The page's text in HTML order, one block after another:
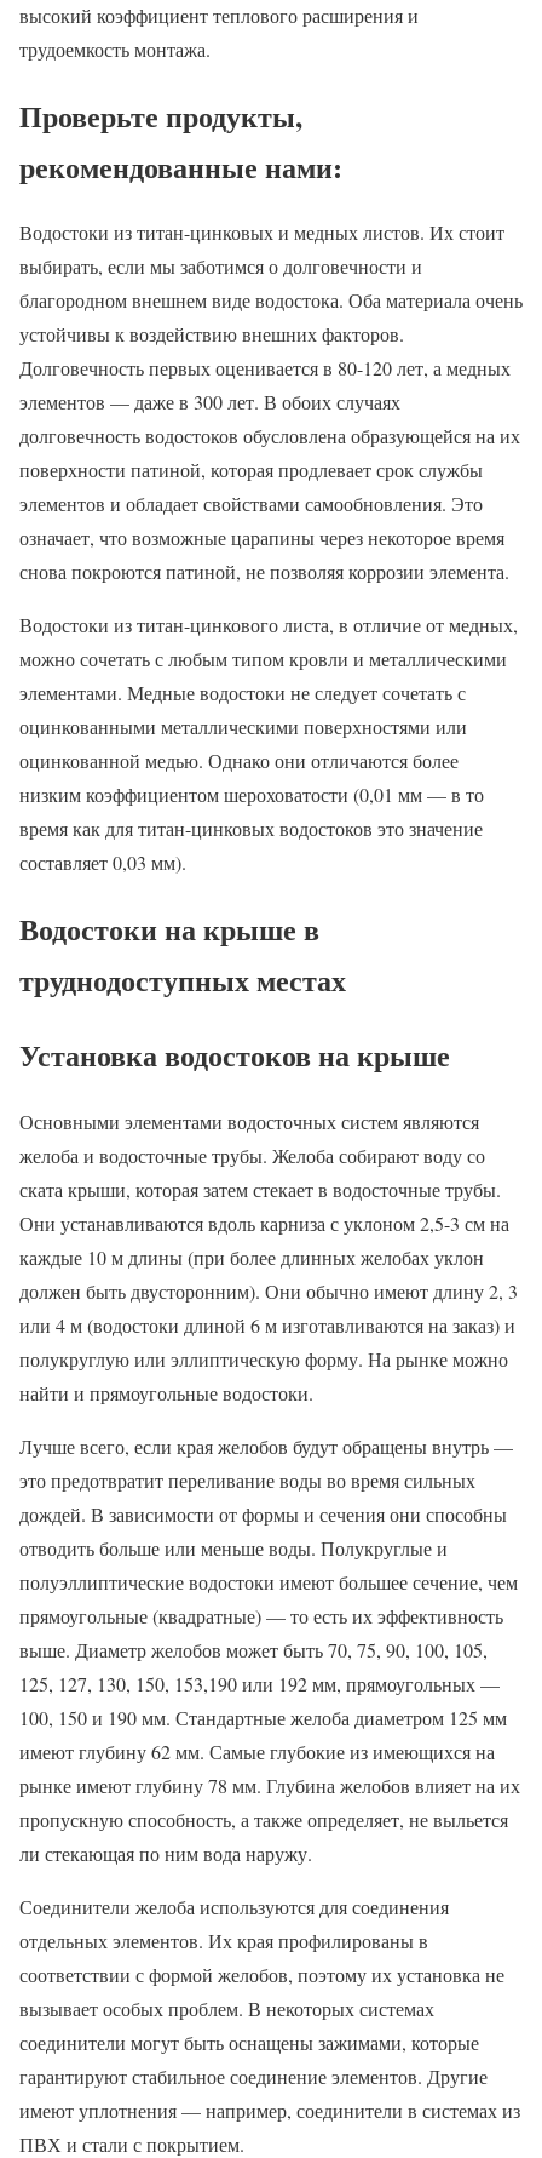
высокий коэффициент теплового расширения и
трудоемкость монтажа.
Проверьте продукты,
рекомендованные нами:
Водостоки из титан-цинковых и медных листов. Их стоит
выбирать, если мы заботимся о долговечности и
благородном внешнем виде водостока. Оба материала очень
устойчивы к воздействию внешних факторов.
Долговечность первых оценивается в 80-120 лет, а медных
элементов — даже в 300 лет. В обоих случаях
долговечность водостоков обусловлена образующейся на их
поверхности патиной, которая продлевает срок службы
элементов и обладает свойствами самообновления. Это
означает, что возможные царапины через некоторое время
снова покроются патиной, не позволяя коррозии элемента.
Водостоки из титан-цинкового листа, в отличие от медных,
можно сочетать с любым типом кровли и металлическими
элементами. Медные водостоки не следует сочетать с
оцинкованными металлическими поверхностями или
оцинкованной медью. Однако они отличаются более
низким коэффициентом шероховатости (0,01 мм — в то
время как для титан-цинковых водостоков это значение
составляет 0,03 мм).
Водостоки на крыше в
труднодоступных местах
Установка водостоков на крыше
Основными элементами водосточных систем являются
желоба и водосточные трубы. Желоба собирают воду со
ската крыши, которая затем стекает в водосточные трубы.
Они устанавливаются вдоль карниза с уклоном 2,5-3 см на
каждые 10 м длины (при более длинных желобах уклон
должен быть двусторонним). Они обычно имеют длину 2, 3
или 4 м (водостоки длиной 6 м изготавливаются на заказ) и
полукруглую или эллиптическую форму. На рынке можно
найти и прямоугольные водостоки.
Лучше всего, если края желобов будут обращены внутрь —
это предотвратит переливание воды во время сильных
дождей. В зависимости от формы и сечения они способны
отводить больше или меньше воды. Полукруглые и
полуэллиптические водостоки имеют большее сечение, чем
прямоугольные (квадратные) — то есть их эффективность
выше. Диаметр желобов может быть 70, 75, 90, 100, 105,
125, 127, 130, 150, 153,190 или 192 мм, прямоугольных —
100, 150 и 190 мм. Стандартные желоба диаметром 125 мм
имеют глубину 62 мм. Самые глубокие из имеющихся на
рынке имеют глубину 78 мм. Глубина желобов влияет на их
пропускную способность, а также определяет, не выльется
ли стекающая по ним вода наружу.
Соединители желоба используются для соединения
отдельных элементов. Их края профилированы в
соответствии с формой желобов, поэтому их установка не
вызывает особых проблем. В некоторых системах
соединители могут быть оснащены зажимами, которые
гарантируют стабильное соединение элементов. Другие
имеют уплотнения — например, соединители в системах из
ПВХ и стали с покрытием.